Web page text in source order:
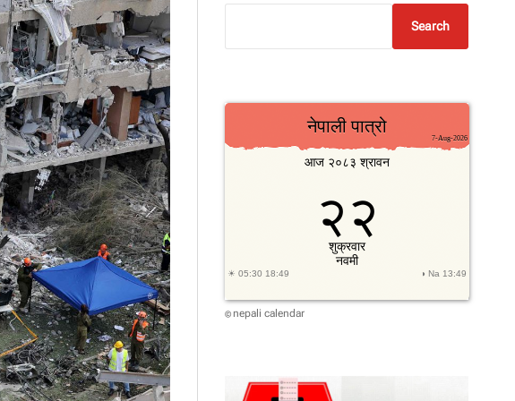
Search
© nepali calendar